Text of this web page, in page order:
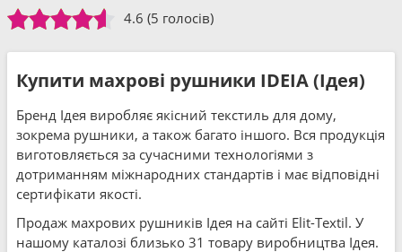
4.6 (5 голосів)
Купити махрові рушники IDEIA (Ідея)
Бренд Ідея виробляє якісний текстиль для дому,
зокрема рушники, а також багато іншого. Вся продукція
виготовляється за сучасними технологіями з
дотриманням міжнародних стандартів і має відповідні
сертифікати якості.
Продаж махрових рушників Ідея на сайті Elit-Textil. У
нашому каталозі близько 31 товару виробництва Ідея.